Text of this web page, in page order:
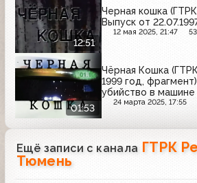
12:51
Черная кошка
Выпуск от
12 мая 2025, 21:47
01:53
Чёрная Кошка
1999 год,
убийство в
10.24 марта 2025, 17:55
Ещё записи с канала ГТРК
Тюмень